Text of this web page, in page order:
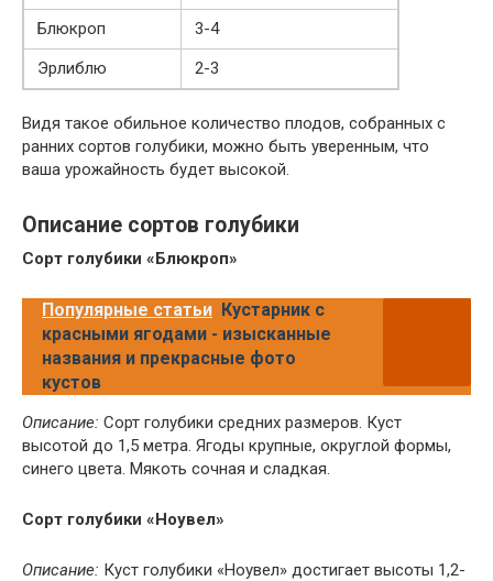
Блюкроп
3-4
Эрлиблю
2-3
Видя такое обильное количество плодов, собранных с
ранних сортов голубики, можно быть уверенным, что
ваша урожайность будет высокой.
Описание сортов голубики
Сорт голубики «Блюкроп»
Популярные статьи Кустарник с
красными ягодами - изысканные
названия и прекрасные фото
кустов
Описание: Сорт голубики средних размеров. Куст
высотой до 1,5 метра. Ягоды крупные, округлой формы,
синего цвета. Мякоть сочная и сладкая.
Сорт голубики «Ноувел»
Описание: Куст голубики «Ноувел» достигает высоты 1,2-